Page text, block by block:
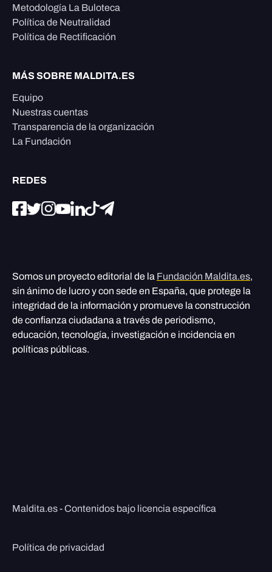
Metodología La Buloteca
Política de Neutralidad
Política de Rectificación
MÁS SOBRE MALDITA.ES
Equipo
Nuestras cuentas
Transparencia de la organización
La Fundación
REDES
Somos un proyecto editorial de la Fundación Maldita.es,
sin ánimo de lucro y con sede en España, que protege la
integridad de la información y promueve la construcción
de confianza ciudadana a través de periodismo,
educación, tecnología, investigación e incidencia en
políticas públicas.
Maldita.es - Contenidos bajo licencia específica
Política de privacidad